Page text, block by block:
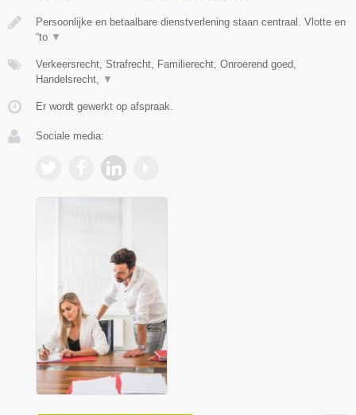
Persoonlijke en betaalbare dienstverlening staan centraal. Vlotte en
“to ▼
Verkeersrecht, Strafrecht, Familierecht, Onroerend goed,
Handelsrecht, ▼
Er wordt gewerkt op afspraak.
Sociale media: